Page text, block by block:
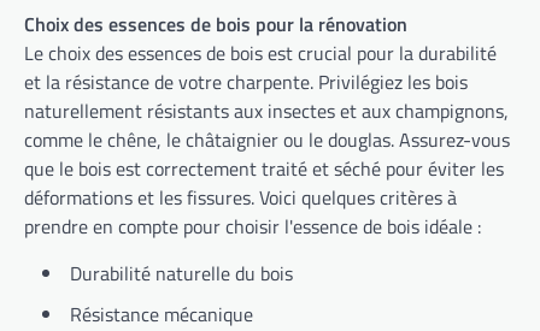
Choix des essences de bois pour la rénovation
Le choix des essences de bois est crucial pour la durabilité
et la résistance de votre charpente. Privilégiez les bois
naturellement résistants aux insectes et aux champignons,
comme le chêne, le châtaignier ou le douglas. Assurez-vous
que le bois est correctement traité et séché pour éviter les
déformations et les fissures. Voici quelques critères à
prendre en compte pour choisir l'essence de bois idéale :
Durabilité naturelle du bois
Résistance mécanique